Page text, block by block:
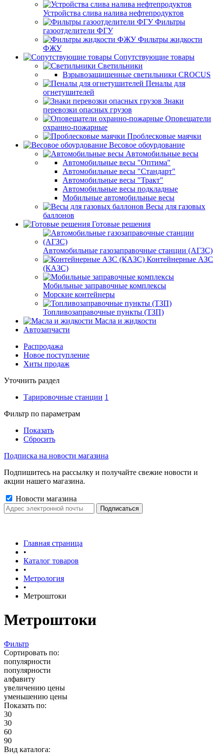
Устройства слива налива нефтепродуктов
Фильтры
газоотделители ФГУ
Фильтры жидкости
ФЖУ
Сопутствующие товары
Светильники
Взрывозащищенные светильники CROCUS
Пеналы для
огнетушителей
Знаки
перевозки опасных грузов
Оповещатели
охранно-пожарные
Проблесковые маячки
Весовое обоурдование
Автомобильные весы
Автомобильные весы "Оптима"
Автомобильные весы "Стандарт"
Автомобильные весы "Тракт"
Автомобильные весы подкладные
Мобильные автомобильные весы
Весы для газовых
баллонов
Готовые решения
Автомобильные газозаправочные станции (АГЗС)
Контейнерные АЗС
(КАЗС)
Мобильные заправочные комплексы
Морские контейнеры
Топливозаправочные пункты (ТЗП)
Масла и жидкости
Автозапчасти
Распродажа
Новое поступление
Хиты продаж
Уточнить раздел
Тарировочные станции 1
Фильтр по параметрам
Показать
Сбросить
Подписка на новости магазина
Подпишитесь на рассылку и получайте свежие новости и
акции нашего магазина.
Новости магазина
Главная страница
•
Каталог товаров
•
Метрология
•
Метроштоки
Метроштоки
Фильтр
Сортировать по:
популярности
популярности
алфавиту
увеличению цены
уменьшению цены
Показать по:
30
30
60
90
Вид каталога: